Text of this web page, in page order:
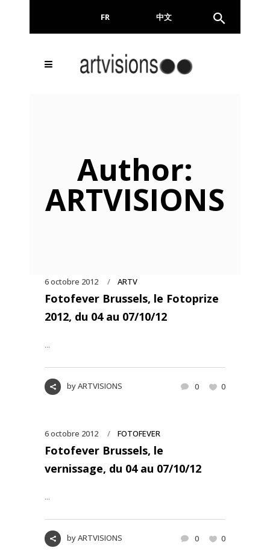
FR 中文
Author:
ARTVISIONS
6 octobre 2012 ARTV
Fotofever Brussels, le Fotoprize
2012, du 04 au 07/10/12
...
byARTVISIONS 0 0
6 octobre 2012 FOTOFEVER
Fotofever Brussels, le
vernissage, du 04 au 07/10/12
...
byARTVISIONS 0 0
Inscrivez-vous à notre
En continuant, vous acceptez de nous communiquer
votre adresse email pour l’envoi de la Newsletter. En
aucun cas elle ne sera transmise à un tiers.